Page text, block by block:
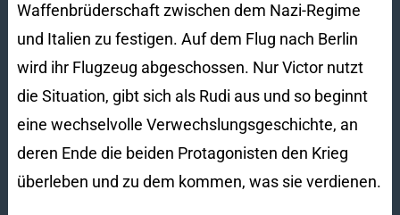
Waffenbrüderschaft zwischen dem Nazi-Regime
und Italien zu festigen. Auf dem Flug nach Berlin
wird ihr Flugzeug abgeschossen. Nur Victor nutzt
die Situation, gibt sich als Rudi aus und so beginnt
eine wechselvolle Verwechslungsgeschichte, an
deren Ende die beiden Protagonisten den Krieg
überleben und zu dem kommen, was sie verdienen.